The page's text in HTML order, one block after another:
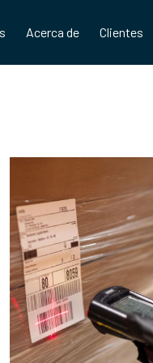
Acerca de Clientes